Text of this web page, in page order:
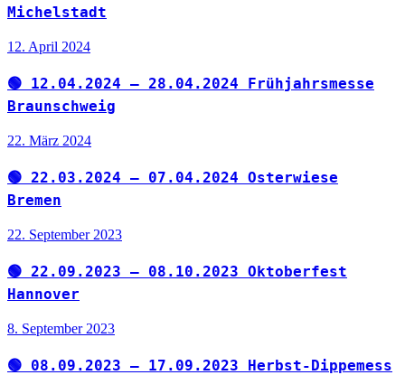
Michelstadt
12. April 2024
🟢 12.04.2024 – 28.04.2024 Frühjahrsmesse
Braunschweig
22. März 2024
🟢 22.03.2024 – 07.04.2024 Osterwiese
Bremen
22. September 2023
🟢 22.09.2023 – 08.10.2023 Oktoberfest
Hannover
8. September 2023
🟢 08.09.2023 – 17.09.2023 Herbst-Dippemess